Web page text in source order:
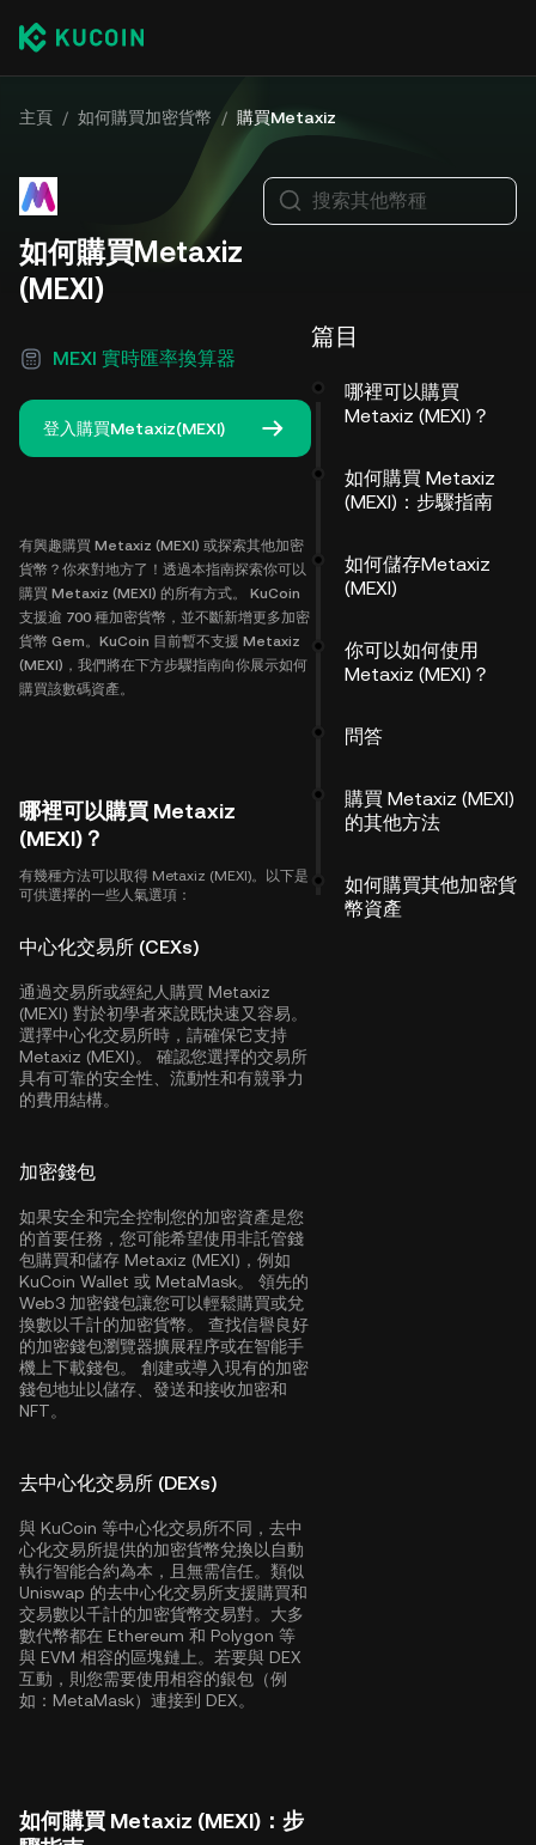
主頁 / 如何購買加密貨幣 / 購買Metaxiz
如何購買Metaxiz
(MEXI)
MEXI 實時匯率換算器
登入購買Metaxiz(MEXI)
有興趣購買 Metaxiz (MEXI) 或探索其他加密
貨幣？你來對地方了！透過本指南探索你可以
購買 Metaxiz (MEXI) 的所有方式。 KuCoin
支援逾 700 種加密貨幣，並不斷新增更多加密
貨幣 Gem。KuCoin 目前暫不支援 Metaxiz
(MEXI)，我們將在下方步驟指南向你展示如何
購買該數碼資產。
哪裡可以購買 Metaxiz
(MEXI)？
有幾種方法可以取得 Metaxiz (MEXI)。以下是
可供選擇的一些人氣選項：
中心化交易所 (CEXs)
通過交易所或經紀人購買 Metaxiz
(MEXI) 對於初學者來說既快速又容易。
選擇中心化交易所時，請確保它支持
Metaxiz (MEXI)。 確認您選擇的交易所
具有可靠的安全性、流動性和有競爭力
的費用結構。
加密錢包
如果安全和完全控制您的加密資產是您
的首要任務，您可能希望使用非託管錢
包購買和儲存 Metaxiz (MEXI)，例如
KuCoin Wallet 或 MetaMask。 領先的
Web3 加密錢包讓您可以輕鬆購買或兌
換數以千計的加密貨幣。 查找信譽良好
的加密錢包瀏覽器擴展程序或在智能手
機上下載錢包。 創建或導入現有的加密
錢包地址以儲存、發送和接收加密和
NFT。
去中心化交易所 (DEXs)
與 KuCoin 等中心化交易所不同，去中
心化交易所提供的加密貨幣兌換以自動
執行智能合約為本，且無需信任。類似
Uniswap 的去中心化交易所支援購買和
交易數以千計的加密貨幣交易對。大多
數代幣都在 Ethereum 和 Polygon 等
與 EVM 相容的區塊鏈上。若要與 DEX
互動，則您需要使用相容的銀包（例
如：MetaMask）連接到 DEX。
如何購買 Metaxiz (MEXI)：步
搜索其他幣種
篇目
哪裡可以購買
Metaxiz (MEXI)？
如何購買 Metaxiz
(MEXI)：步驟指南
如何儲存Metaxiz
(MEXI)
你可以如何使用
Metaxiz (MEXI)？
問答
購買 Metaxiz (MEXI)
的其他方法
如何購買其他加密貨
幣資產